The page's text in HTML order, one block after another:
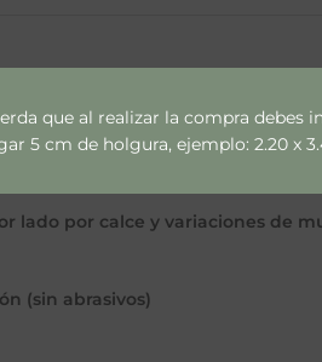
que al realizar la compra debes
5 cm de holgura, ejemplo: 2.20 x
lado por calce y variaciones de
(sin abrasivos)